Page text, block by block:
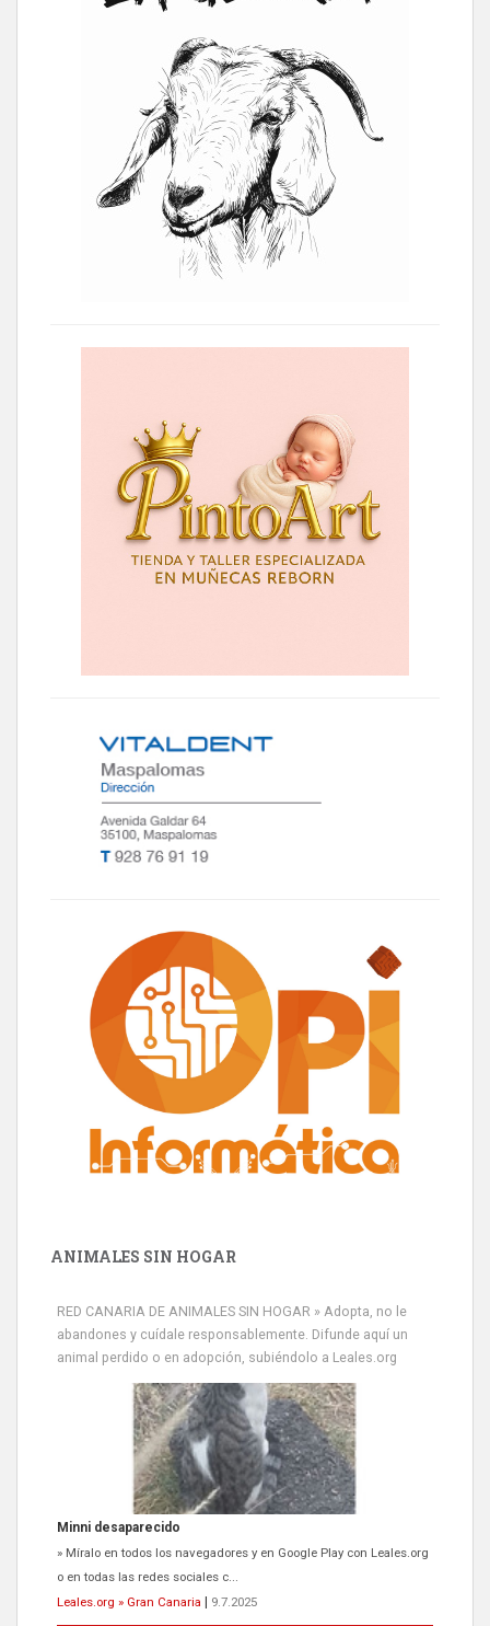
ANIMALES SIN HOGAR
RED CANARIA DE ANIMALES SIN HOGAR » Adopta, no le
abandones y cuídale responsablemente. Difunde aquí un
animal perdido o en adopción, subiéndolo a Leales.org
Siami Perdida
Se llama Siami,es hembra de 4 años,esterilizada con marca de
oreja,cariñosa,mimosa pero miedosa,e...
Leales.org » Gran Canaria
9.7.2025